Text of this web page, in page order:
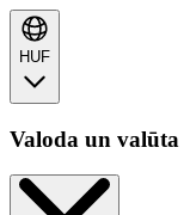
HUF
Valoda un valūta